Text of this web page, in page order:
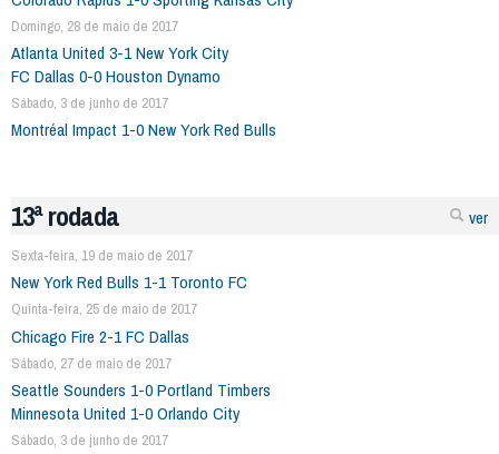
Domingo, 28 de maio de 2017
Atlanta United 3-1 New York City
FC Dallas 0-0 Houston Dynamo
Sábado, 3 de junho de 2017
Montréal Impact 1-0 New York Red Bulls
ver
13ª rodada
Sexta-feira, 19 de maio de 2017
New York Red Bulls 1-1 Toronto FC
Quinta-feira, 25 de maio de 2017
Chicago Fire 2-1 FC Dallas
Sábado, 27 de maio de 2017
Seattle Sounders 1-0 Portland Timbers
Minnesota United 1-0 Orlando City
Sábado, 3 de junho de 2017